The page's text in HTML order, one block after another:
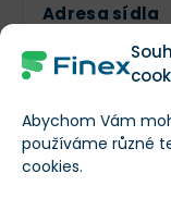
Abychom Vám
používáme různé
cookies.
Adresa sídla
Průmysl